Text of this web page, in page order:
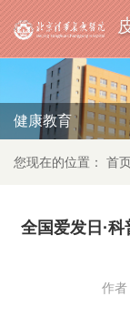
健康教育
您现在的位置： 首
全国爱发日·
作者